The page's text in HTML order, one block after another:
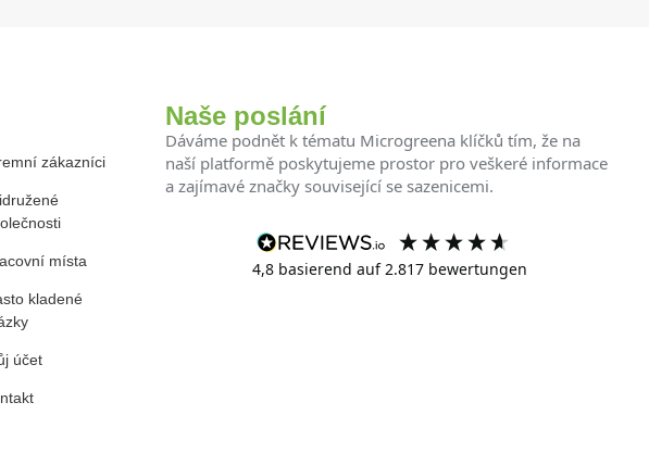
zákazníci
místa
kladené
účet
Naše poslání
Dáváme podnět k tématu Microgreena klíčků tím, že na
naší platformě poskytujeme prostor pro veškeré informace
a zajímavé značky související se sazenicemi.
4,8 basierend auf 2.817bewertungen